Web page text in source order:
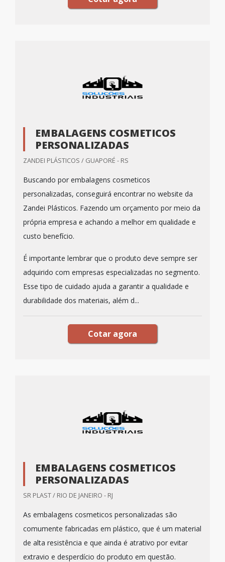
EMBALAGENS COSMETICOS
PERSONALIZADAS
ZANDEI PLÁSTICOS / GUAPORÉ - RS
Buscando por embalagens cosmeticos
personalizadas, conseguirá encontrar no website da
Zandei Plásticos. Fazendo um orçamento por meio da
própria empresa e achando a melhor em qualidade e
custo benefício.
É importante lembrar que o produto deve sempre ser
adquirido com empresas especializadas no segmento.
Esse tipo de cuidado ajuda a garantir a qualidade e
durabilidade dos materiais, além d...
Cotar agora
EMBALAGENS COSMETICOS
PERSONALIZADAS
SR PLAST / RIO DE JANEIRO - RJ
As embalagens cosmeticos personalizadas são
comumente fabricadas em plástico, que é um material
de alta resistência e que ainda é atrativo por evitar
extravio e desperdício do produto em questão.